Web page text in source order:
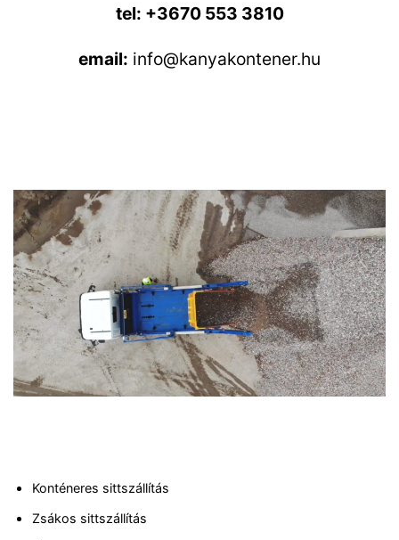
tel: +3670 553 3810
email: info@kanyakontener.hu
Konténeres sittszállítás
Zsákos sittszállítás